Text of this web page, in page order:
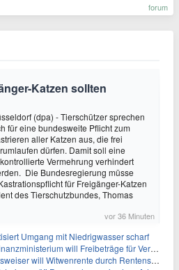
forum
Katzen sollten
(dpa) - Tierschützer sprechen
für eine bundesweite Pflicht zum
aller Katzen aus, die frei
dürfen. Damit soll eine
Vermehrung verhindert
Die Bundesregierung müsse
für Freigänger-Katzen
des Tierschutzbundes, Thomas
vor 36 Minuten
Umgang mit Niedrigwasser scharf
will Freibeträge für Vereine senken
will Witwenrente durch Rentensplitting ersetzen